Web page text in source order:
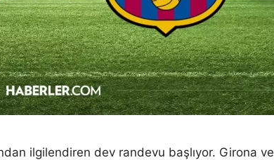
ilgilendiren dev randevu başlıyor. Girona ve